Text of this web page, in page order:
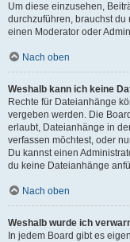
Um diese einzusehen,
durchzuführen, brauchst
einen Moderator oder
Nach oben
Weshalb kann ich keine
Rechte für Dateianhänge
vergeben werden. Die
erlaubt, Dateianhänge in
verfassen möchtest, oder
Du kannst einen
du keine Dateianhänge
Nach oben
Weshalb wurde ich
In jedem Board gibt es